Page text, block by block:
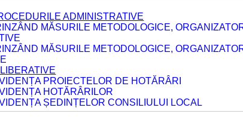
ADMINISTRATIVE
MĂSURILE METODOLOGICE,
MĂSURILE METODOLOGICE,
PROIECTELOR DE HOTĂRÂRI
HOTĂRÂRILOR
ȘEDINȚELOR CONSILIULUI LOCAL